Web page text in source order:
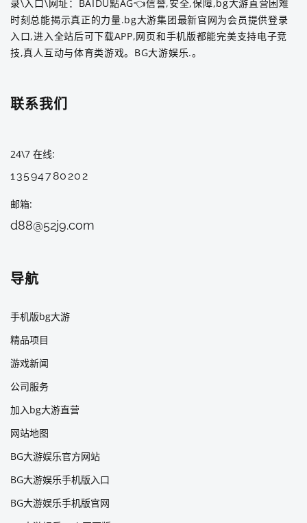
录\入口\网址：BAIDU點AG👈信誉,安全,保障,bg大游直营困难
时刻总能揭示真正的力量.bg大游集团最新官网为会员提供登录
入口,进入全站后可下载APP,网页和手机版都能完美支持电子竞
技,真人互动与体育类游戏。BG大游娱乐.。
联系我们
24\7 在线
13594780202
邮箱
d88@52j9.com
导航
手机版bg大游
精品项目
游戏新闻
公司服务
加入bg大游直营
网站地图
BG大游娱乐官方网站
BG大游娱乐手机版入口
BG大游娱乐手机版官网